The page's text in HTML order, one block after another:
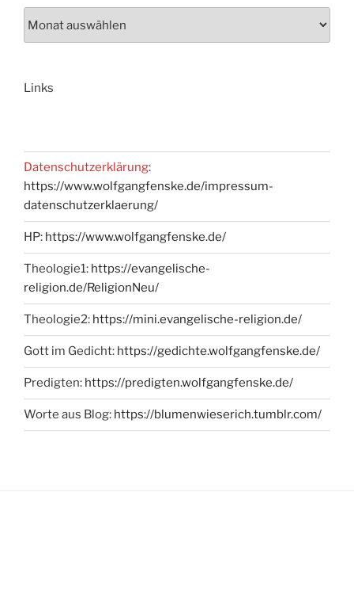
Links
Datenschutzerklärung:
https://www.wolfgangfenske.de/impressum-
datenschutzerklaerung/
HP: https://www.wolfgangfenske.de/
Theologie1: https://evangelische-
religion.de/ReligionNeu/
Theologie2: https://mini.evangelische-religion.de/
Gott im Gedicht: https://gedichte.wolfgangfenske.de/
Predigten: https://predigten.wolfgangfenske.de/
Worte aus Blog: https://blumenwieserich.tumblr.com/